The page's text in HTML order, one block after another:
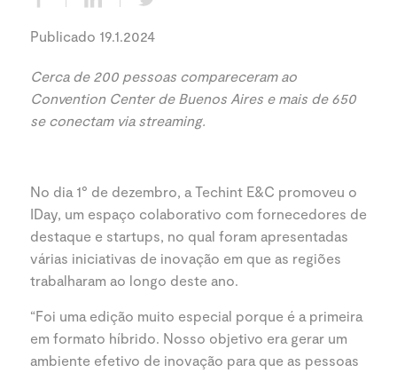
Publicado 19.1.2024
Cerca de 200 pessoas compareceram ao
Convention Center de Buenos Aires e mais de 650
se conectam via streaming.
No dia 1° de dezembro, a Techint E&C promoveu o
IDay, um espaço colaborativo com fornecedores de
destaque e startups, no qual foram apresentadas
várias iniciativas de inovação em que as regiões
trabalharam ao longo deste ano.
“Foi uma edição muito especial porque é a primeira
em formato híbrido. Nosso objetivo era gerar um
ambiente efetivo de inovação para que as pessoas